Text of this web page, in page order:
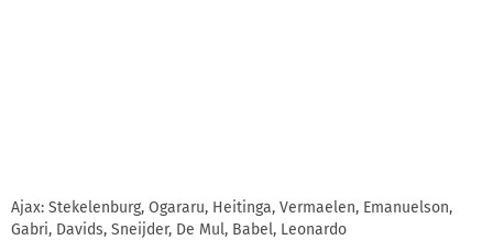
Ajax: Stekelenburg, Ogararu, Heitinga, Vermaelen, Emanuelson,
Gabri, Davids, Sneijder, De Mul, Babel, Leonardo